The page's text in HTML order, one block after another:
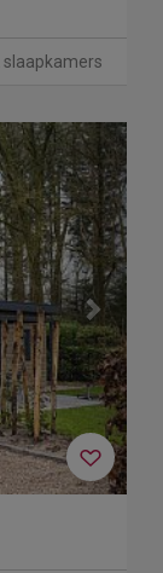
slaapkamers
Next